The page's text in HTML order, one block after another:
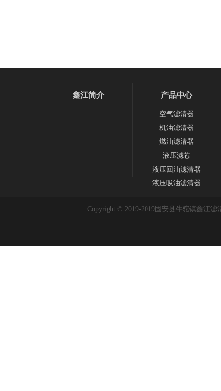
鑫江简介 产品中心
空气滤清器
机油滤清器
燃油滤清器
液压滤芯
液压回油滤清器
液压吸油滤清器
Copyright © 2019-2019 固安县牛驼镇鑫江滤